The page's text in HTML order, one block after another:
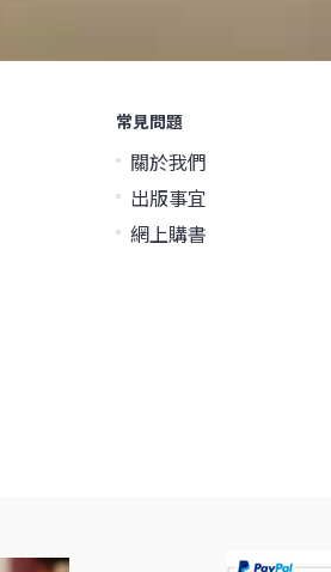
常見問題
關於我們
出版事宜
網上購書